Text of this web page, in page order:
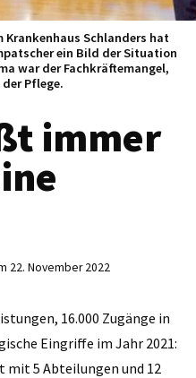
Krankenhaus Schlanders hat
ein Bild der Situation
war der Fachkräftemangel,
Pflege.
immer
22. November 2022
16.000 Zugänge in
Eingriffe im Jahr 2021:
mit 5 Abteilungen und 12